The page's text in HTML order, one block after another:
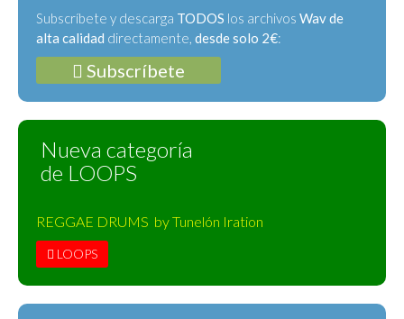
Subscríbete y descarga TODOS los archivos Wav de
alta calidad directamente, desde solo 2€:
Subscríbete
Nueva categoría
de LOOPS
REGGAE DRUMS by Tunelón Iration
LOOPS